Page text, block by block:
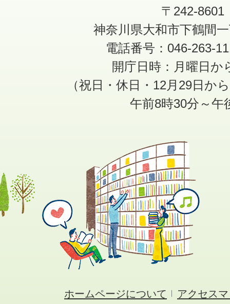
〒242-8601
神奈川県大和市下鶴間
電話番号：046-263-
開庁日時：月曜日か
（祝日・休日・12月29日か
午前8時30分～午
ホームページについて アクセス